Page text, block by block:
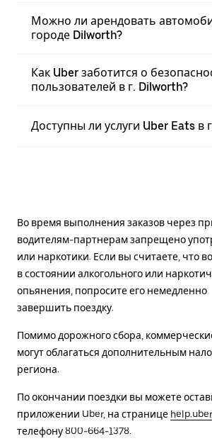
Можно ли арендовать
городе Dilworth?
Как Uber заботится о
пользователей в г. Dilworth?
Доступны ли услуги Uber Eats в
Во время выполнения заказов через
водителям-партнерам запрещено
или наркотики. Если вы считаете, что
в состоянии алкогольного или
опьянения, попросите его немедленно
завершить поездку.
Помимо дорожного сбора,
могут облагаться дополнительным
региона.
По окончании поездки вы можете
приложении Uber, на странице
телефону 800-664-1378.